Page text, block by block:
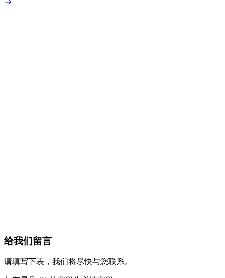
给我们留言
请填写下表，我们将尽快与您联系。